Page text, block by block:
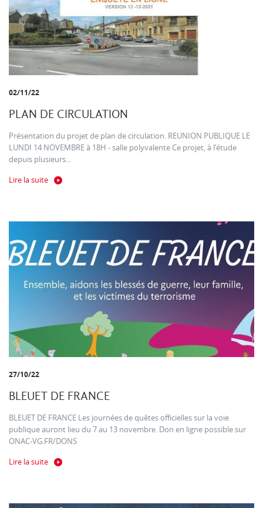
02/11/22
PLAN DE CIRCULATION
Présentation du projet de plan de circulation. REUNION PUBLIQUE LE
LUNDI 14 NOVEMBRE à 18H - salle polyvalente Ce projet, à l’étude
depuis plusieurs...
Lire la suite
27/10/22
BLEUET DE FRANCE
BLEUET DE FRANCE Les journées de quêtes officielles sur la voie
publique auront lieu du 7 au 13 novembre. Don en ligne possible sur
ONAC-VG.FR/DONS
Lire la suite